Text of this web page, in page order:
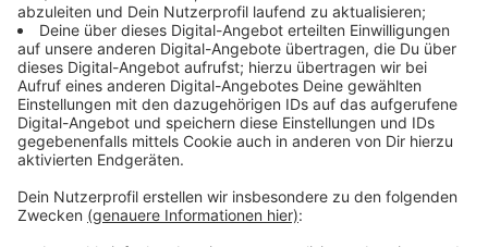
Löschzügen aus Willich, Schiefbahn und Anrath vor Ort.
Die Kriminalpolizei ermittelt jetzt, warum es die
Verpuffung gab. Der Ortskern in Willich war wegen der
Löscharbeiten und Ermittlungen stundenlang gesperrt.
Anzeige